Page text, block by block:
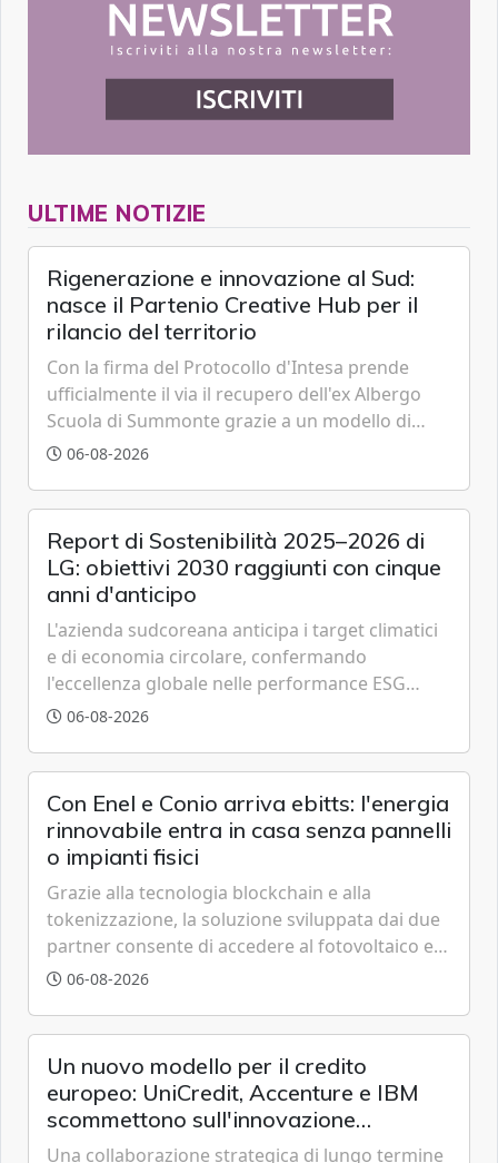
ULTIME NOTIZIE
Rigenerazione e innovazione al Sud:
nasce il Partenio Creative Hub per il
rilancio del territorio
Con la firma del Protocollo d'Intesa prende
ufficialmente il via il recupero dell'ex Albergo
Scuola di Summonte grazie a un modello di
partenariato pubblico-privato e a una rete di
06-08-2026
Report di Sostenibilità 2025–2026 di
LG: obiettivi 2030 raggiunti con cinque
anni d'anticipo
L'azienda sudcoreana anticipa i target climatici
e di economia circolare, confermando
l'eccellenza globale nelle performance ESG
grazie a innovazione, accessibilità e governance
06-08-2026
Con Enel e Conio arriva ebitts: l'energia
rinnovabile entra in casa senza pannelli
o impianti fisici
Grazie alla tecnologia blockchain e alla
tokenizzazione, la soluzione sviluppata dai due
partner consente di accedere al fotovoltaico e
all'eolico ottenendo risparmi diretti in bolletta,
06-08-2026
Un nuovo modello per il credito
europeo: UniCredit, Accenture e IBM
scommettono sull'innovazione
tecnologica
Una collaborazione strategica di lungo termine